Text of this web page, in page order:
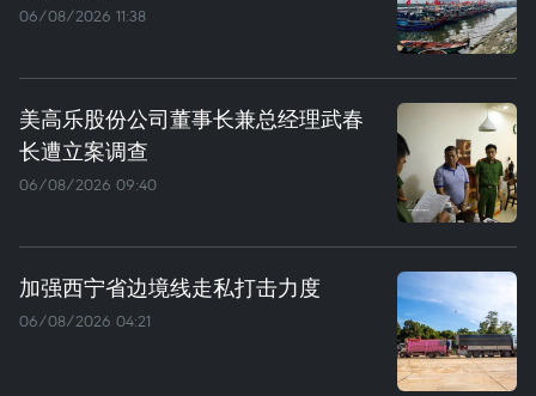
06/08/2026 11:38
美高乐股份公司董事长兼总经理武春
长遭立案调查
06/08/2026 09:40
加强西宁省边境线走私打击力度
06/08/2026 04:21